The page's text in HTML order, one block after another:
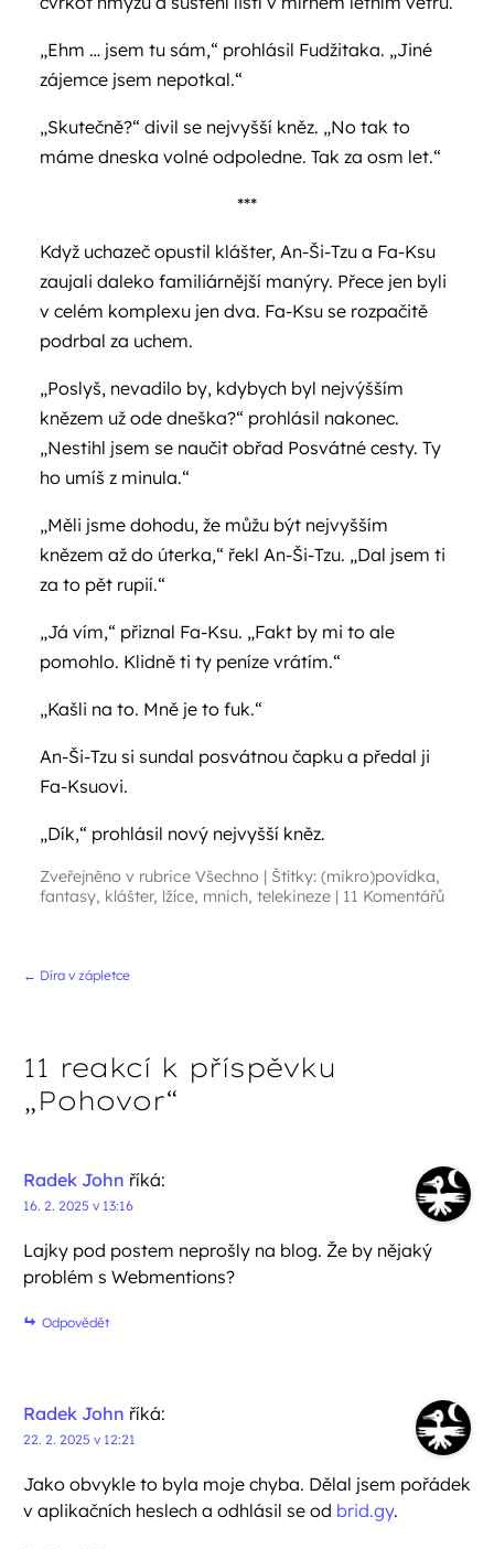
„Ehm … jsem tu sám,“ prohlásil Fudžitaka. „Jiné
zájemce jsem nepotkal.“
„Skutečně?“ divil se nejvyšší kněz. „No tak to
máme dneska volné odpoledne. Tak za osm let.“
***
Když uchazeč opustil klášter, An-Ši-Tzu a Fa-Ksu
zaujali daleko familiárnější manýry. Přece jen byli
v celém komplexu jen dva. Fa-Ksu se rozpačitě
podrbal za uchem.
„Poslyš, nevadilo by, kdybych byl nejvýšším
knězem už ode dneška?“ prohlásil nakonec.
„Nestihl jsem se naučit obřad Posvátné cesty. Ty
ho umíš z minula.“
„Měli jsme dohodu, že můžu být nejvyšším
knězem až do úterka,“ řekl An-Ši-Tzu. „Dal jsem ti
za to pět rupií.“
„Já vím,“ přiznal Fa-Ksu. „Fakt by mi to ale
pomohlo. Klidně ti ty peníze vrátím.“
„Kašli na to. Mně je to fuk.“
An-Ši-Tzu si sundal posvátnou čapku a předal ji
Fa-Ksuovi.
„Dík,“ prohlásil nový nejvyšší kněz.
Zveřejněno v rubrice Všechno | Štítky: (mikro)povídka,
fantasy, klášter, lžíce, mnich, telekineze | 11 Komentářů
← Díra v zápletce
11 reakcí k příspěvku
„ Pohovor“
Radek John říká:
16. 2. 2025 v 13:16
Lajky pod postem neprošly na blog. Že by nějaký
problém s Webmentions?
Odpovědět
Radek John říká:
22. 2. 2025 v 12:21
Jako obvykle to byla moje chyba. Dělal jsem pořádek
v aplikačních heslech a odhlásil se od brid.gy.